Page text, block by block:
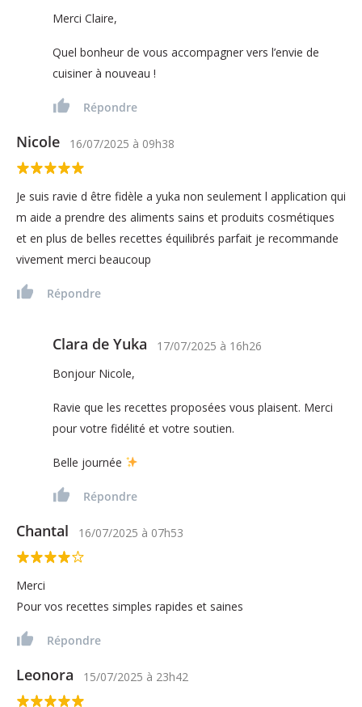
Merci Claire,
Quel bonheur de vous accompagner vers l’envie de
cuisiner à nouveau !
Répondre
Nicole 16/07/2025 à 09h38
Je suis ravie d être fidèle a yuka non seulement l application qui
m aide a prendre des aliments sains et produits cosmétiques
et en plus de belles recettes équilibrés parfait je recommande
vivement merci beaucoup
Répondre
Clara de Yuka 17/07/2025 à 16h26
Bonjour Nicole,
Ravie que les recettes proposées vous plaisent. Merci
pour votre fidélité et votre soutien.
Belle journée
Répondre
Chantal 16/07/2025 à 07h53
Merci
Pour vos recettes simples rapides et saines
Répondre
Leonora 15/07/2025 à 23h42